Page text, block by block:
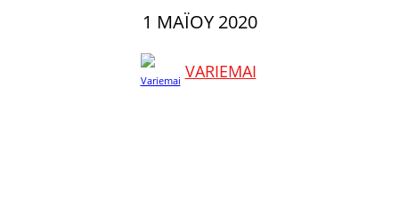
1 ΜΑΪ́ΟΥ 2020
VARIEMAI